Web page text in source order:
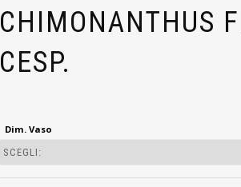
CHIMONANTHUS
CESP.
Dim. Vaso